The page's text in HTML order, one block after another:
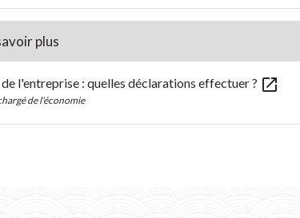
plus
l'entreprise : quelles déclarations effectuer ? open_in_new
de l'économie